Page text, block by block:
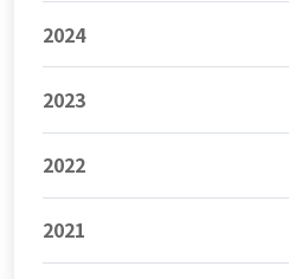
2024
2023
2022
2021